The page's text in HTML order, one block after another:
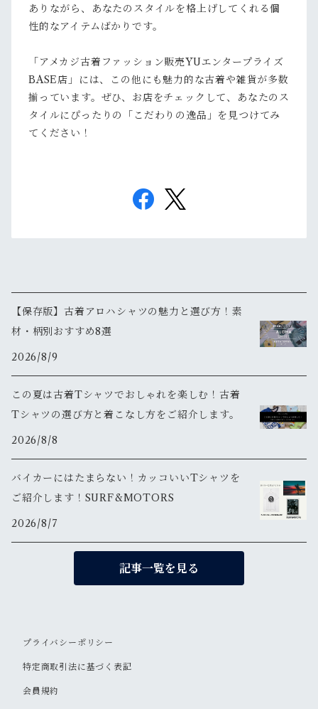
ありながら、あなたのスタイルを格上げしてくれる個
性的なアイテムばかりです。
「アメカジ古着ファッション販売YUエンタープライズ
BASE店」には、この他にも魅力的な古着や雑貨が多数
揃っています。ぜひ、お店をチェックして、あなたのス
タイルにぴったりの「こだわりの逸品」を見つけてみ
てください！
【保存版】古着アロハシャツの魅力と選び方！素
材・柄別おすすめ8選
2026/8/9
この夏は古着Tシャツでおしゃれを楽しむ！古着
Tシャツの選び方と着こなし方をご紹介します。
2026/8/8
バイカーにはたまらない！カッコいいTシャツを
ご紹介します！SURF&MOTORS
2026/8/7
記事一覧を見る
プライバシーポリシー
特定商取引法に基づく表記
会員規約